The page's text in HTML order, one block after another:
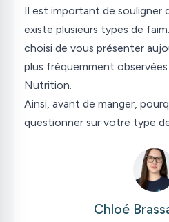
Il est important de souligner
existe plusieurs types de
choisi de vous présenter
plus fréquemment
Nutrition.
Ainsi, avant de manger,
questionner sur votre type
Chloé